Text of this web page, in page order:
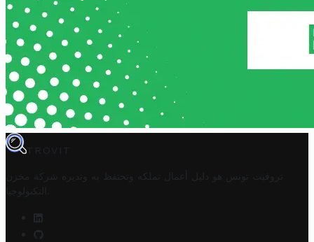
TROVIT
تروفيت تونس هو دليل أعمال تملكه وتحتفظ به وتديره
شركة مخزن
التكنولوجيا